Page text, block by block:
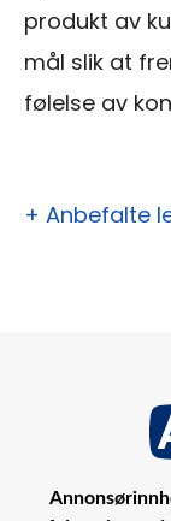
produkt av
mål slik at
følelse av
+ Anbefalte